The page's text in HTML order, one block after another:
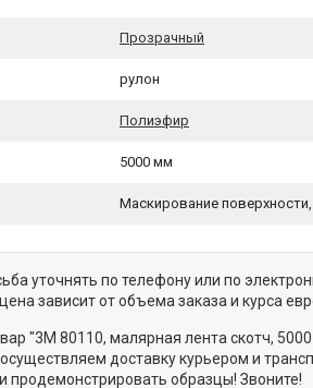
Прозрачный
рулон
Полиэфир
5000 мм
Маскирование
уточнять по телефону или по
зависит от объема заказа и курса
"3M 80110, малярная лента скотч,
доставку курьером и
продемонстрировать образцы! Звоните!